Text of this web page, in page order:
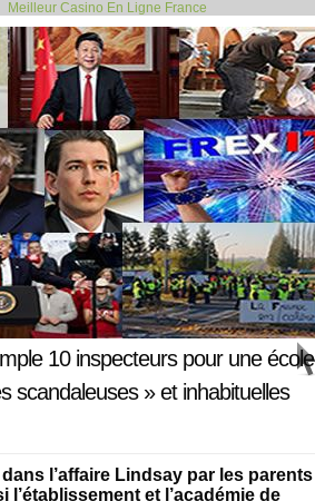
Meilleur Casino En Ligne France
BlackRock... >>
10 inspecteurs pour une école
scandaleuses » et inhabituelles
l’affaire Lindsay par les parents
et l’académie de